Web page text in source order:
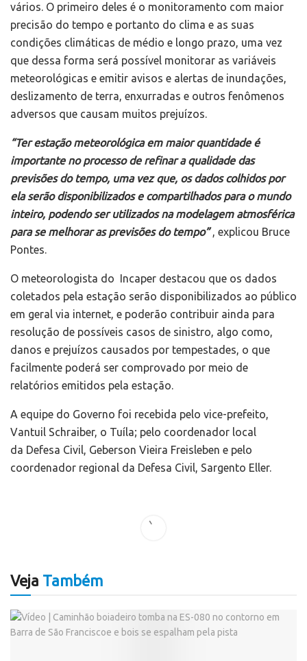
vários. O primeiro deles é o monitoramento com maior
precisão do tempo e portanto do clima e as suas
condições climáticas de médio e longo prazo, uma vez
que dessa forma será possível monitorar as variáveis
meteorológicas e emitir avisos e alertas de inundações,
deslizamento de terra, enxurradas e outros fenômenos
adversos que causam muitos prejuízos.
“Ter estação meteorológica em maior quantidade é
importante no processo de refinar a qualidade das
previsões do tempo, uma vez que, os dados colhidos por
ela serão disponibilizados e compartilhados para o mundo
inteiro, podendo ser utilizados na modelagem atmosférica
para se melhorar as previsões do tempo”, explicou Bruce
Pontes.
O meteorologista do Incaper destacou que os dados
coletados pela estação serão disponibilizados ao público
em geral via internet, e poderão contribuir ainda para
resolução de possíveis casos de sinistro, algo como,
danos e prejuízos causados por tempestades, o que
facilmente poderá ser comprovado por meio de
relatórios emitidos pela estação.
A equipe do Governo foi recebida pelo vice-prefeito,
Vantuil Schraiber, o Tuíla; pelo coordenador local
da Defesa Civil, Geberson Vieira Freisleben e pelo
coordenador regional da Defesa Civil, Sargento Eller.
Veja Também